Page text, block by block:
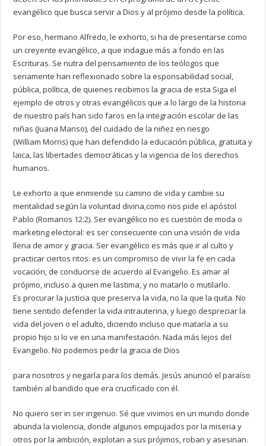
evangélico que busca servir a Dios y al prójimo desde la política.
Por eso, hermano Alfredo, le exhorto, si ha de presentarse como
un creyente evangélico, a que indague más a fondo en las
Escrituras. Se nutra del pensamiento de los teólogos que
seriamente han reflexionado sobre la esponsabilidad social,
pública, política, de quienes recibimos la gracia de esta Siga el
ejemplo de otros y otras evangélicos que a lo largo de la historia
de nuestro país han sido faros en la integración escolar de las
niñas (Juana Manso), del cuidado de la niñez en riesgo
(William Morris) que han defendido la educación pública, gratuita y
laica, las libertades democráticas y la vigencia de los derechos
humanos.
Le exhorto a que enmiende su camino de vida y cambie su
mentalidad según la voluntad divina,como nos pide el apóstol
Pablo (Romanos 12:2). Ser evangélico no es cuestión de moda o
marketing electoral: es ser consecuente con una visión de vida
llena de amor y gracia. Ser evangélico es más que ir al culto y
practicar ciertos ritos: es un compromiso de vivir la fe en cada
vocación, de conducirse de acuerdo al Evangelio. Es amar al
prójimo, incluso a quien me lastima, y no matarlo o mutilarlo.
Es procurar la justicia que preserva la vida, no la que la quita. No
tiene sentido defender la vida intrauterina, y luego despreciar la
vida del joven o el adulto, diciendo incluso que mataría a su
propio hijo si lo ve en una manifestación. Nada más lejos del
Evangelio. No podemos pedir la gracia de Dios
para nosotros y negarla para los demás. Jesús anunció el paraíso
también al bandido que era crucificado con él.
No quiero ser in ser ingenuo. Sé que vivimos en un mundo donde
abunda la violencia, donde algunos empujados por la miseria y
otros por la ambición, explotan a sus prójimos, roban y asesinan.